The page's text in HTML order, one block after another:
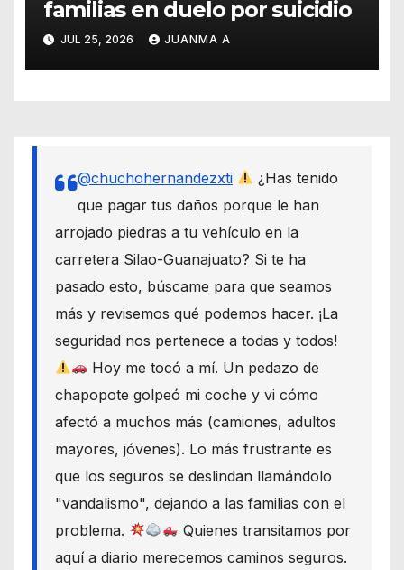
familias en duelo por suicidio
JUL 25, 2026 JUANMA A
@chuchohernandezxti
¿Has tenido
que pagar tus daños porque le han
arrojado piedras a tu vehículo en la
carretera Silao-Guanajuato? Si te ha
pasado esto, búscame para que seamos
más y revisemos qué podemos hacer. ¡La
seguridad nos pertenece a todas y todos!
Hoy me tocó a mí. Un pedazo de
chapopote golpeó mi coche y vi cómo
afectó a muchos más (camiones, adultos
mayores, jóvenes). Lo más frustrante es
que los seguros se deslindan llamándolo
"vandalismo", dejando a las familias con el
problema.
Quienes transitamos por
aquí a diario merecemos caminos seguros.